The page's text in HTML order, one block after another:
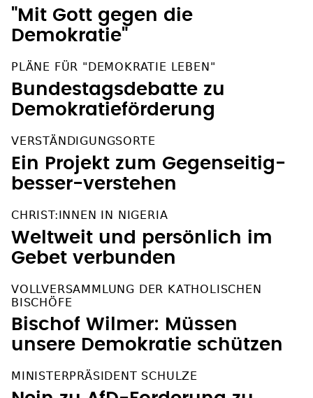
"Mit Gott gegen die
Demokratie"
PLÄNE FÜR "DEMOKRATIE LEBEN"
Bundestagsdebatte zu
Demokratieförderung
VERSTÄNDIGUNGSORTE
Ein Projekt zum Gegenseitig-
besser-verstehen
CHRIST:INNEN IN NIGERIA
Weltweit und persönlich im
Gebet verbunden
VOLLVERSAMMLUNG DER KATHOLISCHEN
BISCHÖFE
Bischof Wilmer: Müssen
unsere Demokratie schützen
MINISTERPRÄSIDENT SCHULZE